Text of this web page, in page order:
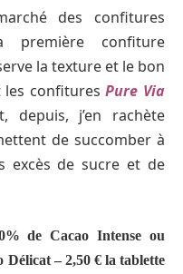
des confitures
première confiture
la texture et le bon
les confituresPure Via
depuis, j’en rachète
de succomber à
excès de sucre et de
de Cacao Intense ou
– 2,50 € la tablette